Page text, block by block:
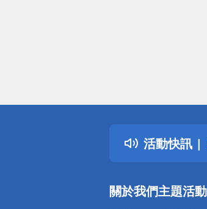
活動快訊
關於我們主題活動